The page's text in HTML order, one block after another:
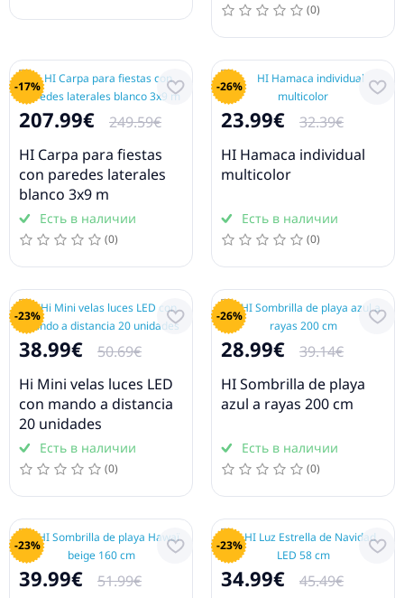
(0)
-17%
207.99€
249.59€
HI Carpa para fiestas
con paredes laterales
blanco 3x9 m
Есть в наличии
(0)
-26%
23.99€
32.39€
HI Hamaca individual
multicolor
Есть в наличии
(0)
-23%
38.99€
50.69€
Hi Mini velas luces LED
con mando a distancia
20 unidades
Есть в наличии
(0)
-26%
28.99€
39.14€
HI Sombrilla de playa
azul a rayas 200 cm
Есть в наличии
(0)
-23%
39.99€ 51.99€
-23%
34.99€ 45.49€